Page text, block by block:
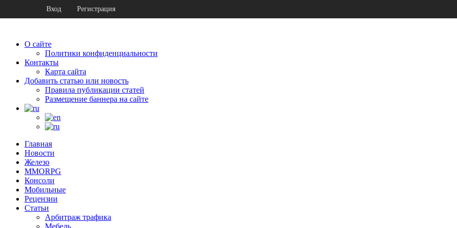
О сайте
Политики конфиденциальности
Контакты
Карта сайта
Добавить статью или новость
Правила публикации статей
Размещение баннера на сайте
Главная
Новости
Железо
MMORPG
Консоли
Мобильные
Рецензии
Статьи
Арбитраж трафика
Мебель
Вход Регистрация